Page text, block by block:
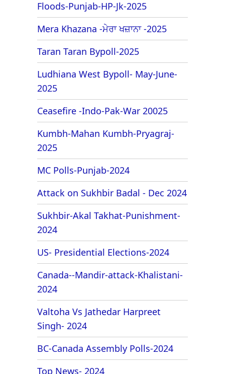
Floods-Punjab-HP-Jk-2025
Mera Khazana -ਮੇਰਾ ਖਜ਼ਾਨਾ -2025
Taran Taran Bypoll-2025
Ludhiana West Bypoll- May-June-
2025
Ceasefire -Indo-Pak-War 20025
Kumbh-Mahan Kumbh-Pryagraj-
2025
MC Polls-Punjab-2024
Attack on Sukhbir Badal - Dec 2024
Sukhbir-Akal Takhat-Punishment-
2024
US- Presidential Elections-2024
Canada--Mandir-attack-Khalistani-
2024
Valtoha Vs Jathedar Harpreet
Singh- 2024
BC-Canada Assembly Polls-2024
Top News- 2024